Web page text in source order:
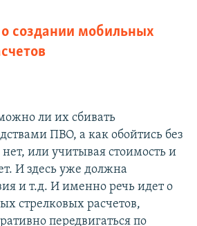
о создании мобильных
ли их сбивать
ПВО, а как обойтись без
нет, или учитывая стоимость и
И здесь уже должна
и т.д. И именно речь идет о
стрелковых расчетов,
передвигаться по